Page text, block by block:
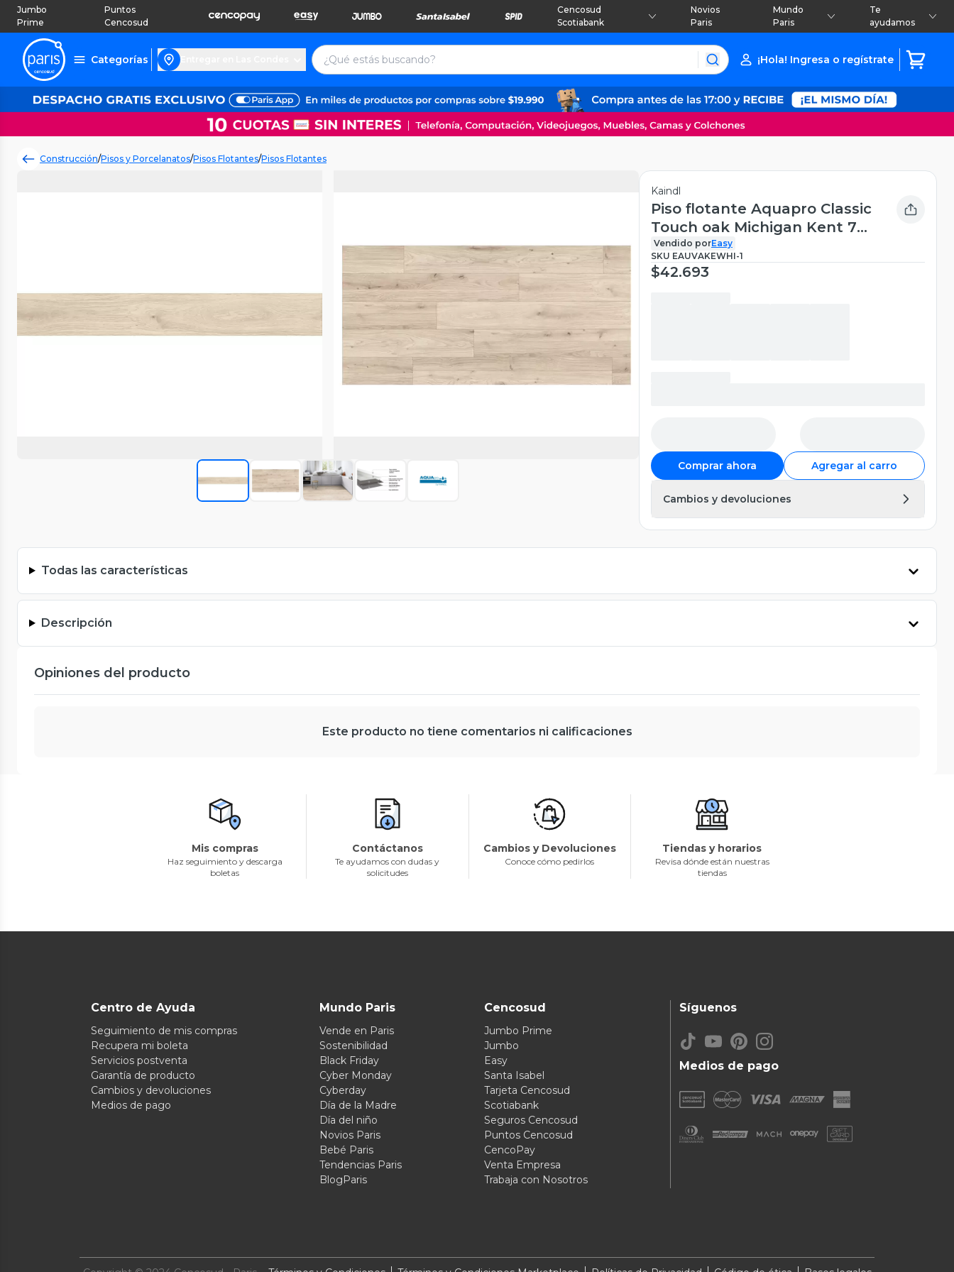
Jumbo
Prime
Puntos
Cencosud
Cencosud
Scotiabank
Novios
Paris
Mundo
Paris
Te
ayudamos
Categorías ¡Hola! Ingresa o regístrate
Construcción/Pisos y Porcelanatos/Pisos Flotantes/Pisos Flotantes
Kaindl
Piso flotante Aquapro Classic
Touch oak Michigan Kent 7
mm 2.67 m2
Vendido porEasy
SKU EAUVAKEWHI-1
$42.693
Comprar ahora Agregar al carro
Cambios y devoluciones
Todas las características
Descripción
Opiniones del producto
Este producto no tiene comentarios ni calificaciones
Mis compras
Haz seguimiento y descarga
boletas
Contáctanos
Te ayudamos con dudas y
solicitudes
Cambios y Devoluciones
Conoce cómo pedirlos
Tiendas y horarios
Revisa dónde están nuestras
tiendas
Centro de Ayuda
Seguimiento de mis compras
Recupera mi boleta
Servicios postventa
Garantía de producto
Cambios y devoluciones
Medios de pago
Mundo Paris
Vende en Paris
Sostenibilidad
Black Friday
Cyber Monday
Cyberday
Día de la Madre
Día del niño
Novios Paris
Bebé Paris
Tendencias Paris
BlogParis
Cencosud
Jumbo Prime
Jumbo
Easy
Santa Isabel
Tarjeta Cencosud
Scotiabank
Seguros Cencosud
Puntos Cencosud
CencoPay
Venta Empresa
Trabaja con Nosotros
Medios de pago
Síguenos